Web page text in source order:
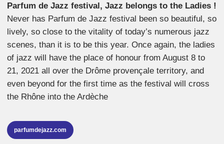
Parfum de Jazz festival, Jazz belongs to the Ladies !
Never has Parfum de Jazz festival been so beautiful, so
lively, so close to the vitality of today’s numerous jazz
scenes, than it is to be this year. Once again, the ladies
of jazz will have the place of honour from August 8 to
21, 2021 all over the Drôme provençale territory, and
even beyond for the first time as the festival will cross
the Rhône into the Ardèche
parfumdejazz.com